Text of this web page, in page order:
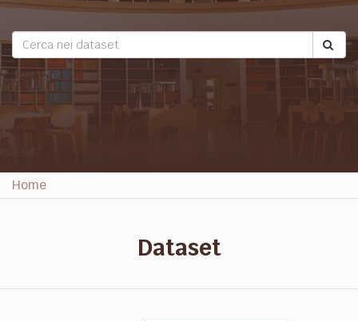
Home
Dataset